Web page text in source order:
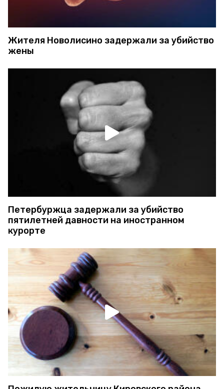
Жителя Новолисино задержали за убийство
жены
Петербуржца задержали за убийство
пятилетней давности на иностранном
курорте